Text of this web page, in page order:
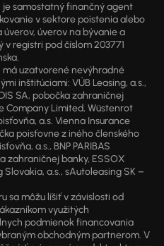
je samostatný finančný agent
v sektore poistenia alebo
úverov na bývanie a
registri pod číslom 203771
má uzatvorené nevýhradné
inštitúciami: VÚB Leasing, a.s.,
SA, pobočka zahraničnej
Company Limited, Wüstenrot
a.s. Vienna Insurance
poisťovne z iného členského
a.s., BNP PARIBAS
zahraničnej banky, ESSOX
Slovakia, a.s., sAutoleasing SK –
sa môžu líšiť v závislosti od
využitých
podmienok financovania
obchodným partnerom. V